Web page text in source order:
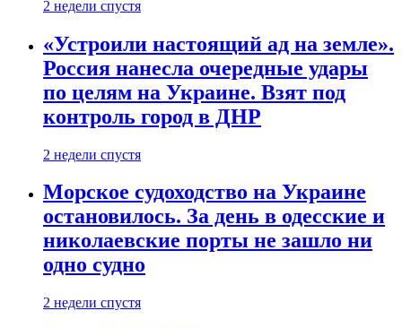
2 недели спустя
«Устроили настоящий ад на земле».
Россия нанесла очередные удары
по целям на Украине. Взят под
контроль город в ДНР
2 недели спустя
Морское судоходство на Украине
остановилось. За день в одесские и
николаевские порты не зашло ни
одно судно
2 недели спустя